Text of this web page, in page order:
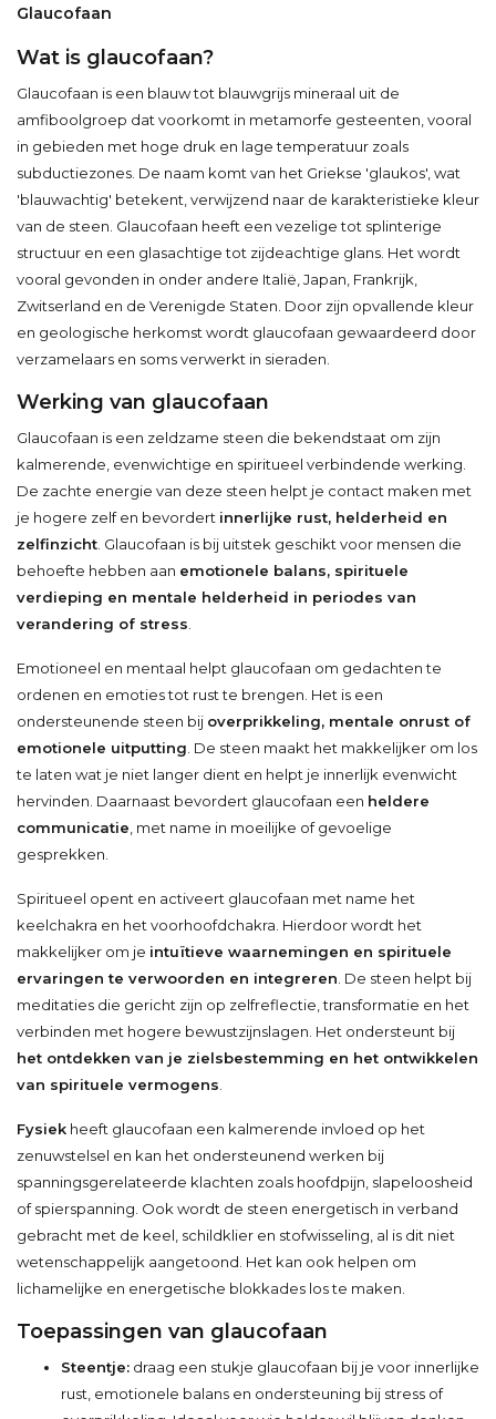
Glaucofaan
Wat is glaucofaan?
Glaucofaan is een blauw tot blauwgrijs mineraal uit de
amfiboolgroep dat voorkomt in metamorfe gesteenten, vooral
in gebieden met hoge druk en lage temperatuur zoals
subductiezones. De naam komt van het Griekse 'glaukos', wat
'blauwachtig' betekent, verwijzend naar de karakteristieke kleur
van de steen. Glaucofaan heeft een vezelige tot splinterige
structuur en een glasachtige tot zijdeachtige glans. Het wordt
vooral gevonden in onder andere Italië, Japan, Frankrijk,
Zwitserland en de Verenigde Staten. Door zijn opvallende kleur
en geologische herkomst wordt glaucofaan gewaardeerd door
verzamelaars en soms verwerkt in sieraden.
Werking van glaucofaan
Glaucofaan is een zeldzame steen die bekendstaat om zijn
kalmerende, evenwichtige en spiritueel verbindende werking.
De zachte energie van deze steen helpt je contact maken met
je hogere zelf en bevordert innerlijke rust, helderheid en
zelfinzicht . Glaucofaan is bij uitstek geschikt voor mensen die
behoefte hebben aan emotionele balans, spirituele
verdieping en mentale helderheid in periodes van
verandering of stress
Emotioneel en mentaal helpt glaucofaan om gedachten te
ordenen en emoties tot rust te brengen. Het is een
ondersteunende steen bij overprikkeling, mentale onrust of
emotionele uitputting . De steen maakt het makkelijker om los
te laten wat je niet langer dient en helpt je innerlijk evenwicht
hervinden. Daarnaast bevordert glaucofaan een heldere
communicatie , met name in moeilijke of gevoelige
gesprekken.
Spiritueel opent en activeert glaucofaan met name het
keelchakra en het voorhoofdchakra. Hierdoor wordt het
makkelijker om je intuïtieve waarnemingen en spirituele
ervaringen te verwoorden en integreren . De steen helpt bij
meditaties die gericht zijn op zelfreflectie, transformatie en het
verbinden met hogere bewustzijnslagen. Het ondersteunt bij
het ontdekken van je zielsbestemming en het ontwikkelen
van spirituele vermogens
Fysiek heeft glaucofaan een kalmerende invloed op het
zenuwstelsel en kan het ondersteunend werken bij
spanningsgerelateerde klachten zoals hoofdpijn, slapeloosheid
of spierspanning. Ook wordt de steen energetisch in verband
gebracht met de keel, schildklier en stofwisseling, al is dit niet
wetenschappelijk aangetoond. Het kan ook helpen om
lichamelijke en energetische blokkades los te maken.
Toepassingen van glaucofaan
Steentje: draag een stukje glaucofaan bij je voor innerlijke
rust, emotionele balans en ondersteuning bij stress of